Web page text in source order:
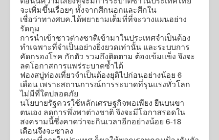
จะเพิ่มขึ้นเรื่อยๆ ทั้งจากศึกนอกและศึกใน
เชื่อว่าทางศบค.ได้พยายามเต็มที่ที่จะวางแผนอย่าง
รัดกุม
การนำเข้าชาวต่างชาติเข้ามาในประเทศจำเป็นต้อง
ทำเฉพาะที่จำเป็นอย่างยิ่งยวดเท่านั้น และระบบการ
คัดกรองโรค กักตัว รวมถึงติดตาม ต้องเข้มแข็ง จึงจะ
ลดโอกาสการแพร่ระบาดซ้ำได้
ฟองสบู่ท่องเที่ยวจำเป็นต้องยุติไปก่อนอย่างน้อย 6
เดือน เพราะสถานการณ์การระบาดที่รุนแรงทั่วโลก
ไม่มีที่ใดปลอดภัย
นโยบายรัฐควรใช้หลักเศรษฐกิจพอเพียง ยืนบนขา
ตนเอง ลดการพึ่งพาต่างชาติ จึงจะมีโอกาสรอดใน
สงครามนี้ซึ่งคาดว่าจะกินเวลาอีกอย่างน้อย 6-18
เดือนจึงจะซาลง